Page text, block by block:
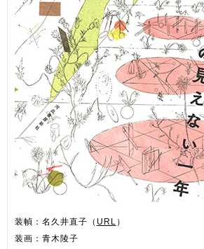
装幀：名久井直子（ URL ）
装画：青木陵子